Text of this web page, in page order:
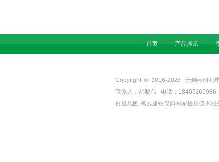
首页 产品展示
Copyright © 2016-2026
无锡柯研机
联系人：郝晓伟 电话：
百度地图 腾云建站仅向商家提供技术服